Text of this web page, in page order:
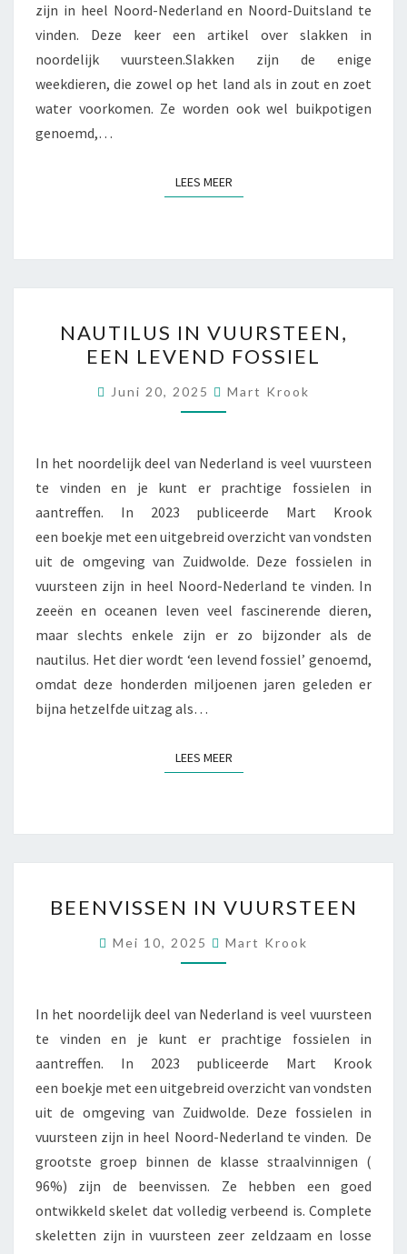
zijn in heel Noord-Nederland en Noord-Duitsland te
vinden. Deze keer een artikel over slakken in
noordelijk vuursteen.Slakken zijn de enige
weekdieren, die zowel op het land als in zout en zoet
water voorkomen. Ze worden ook wel buikpotigen
genoemd,…
LEES MEERLEES MEER
IN
VUURSTEEN,
EEN
LEVEND
NAUTILUS IN VUURSTEEN,
EEN LEVEND FOSSIEL
Juni 20, 2025 Mart Krook
In het noordelijk deel van Nederland is veel vuursteen
te vinden en je kunt er prachtige fossielen in
aantreffen. In 2023 publiceerde Mart Krook
een boekje met een uitgebreid overzicht van vondsten
uit de omgeving van Zuidwolde. Deze fossielen in
vuursteen zijn in heel Noord-Nederland te vinden. In
zeeën en oceanen leven veel fascinerende dieren,
maar slechts enkele zijn er zo bijzonder als de
nautilus. Het dier wordt ‘een levend fossiel’ genoemd,
omdat deze honderden miljoenen jaren geleden er
bijna hetzelfde uitzag als…
LEES MEERLEES MEER
IN
VUURSTEEN
BEENVISSEN IN VUURSTEEN
Mei 10, 2025 Mart Krook
In het noordelijk deel van Nederland is veel vuursteen
te vinden en je kunt er prachtige fossielen in
aantreffen. In 2023 publiceerde Mart Krook
een boekje met een uitgebreid overzicht van vondsten
uit de omgeving van Zuidwolde. Deze fossielen in
vuursteen zijn in heel Noord-Nederland te vinden. De
grootste groep binnen de klasse straalvinnigen (
96%) zijn de beenvissen. Ze hebben een goed
ontwikkeld skelet dat volledig verbeend is. Complete
skeletten zijn in vuursteen zeer zeldzaam en losse